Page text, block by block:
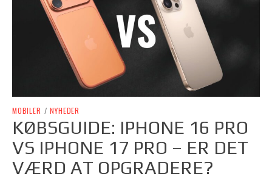
MOBILER / NYHEDER
KØBSGUIDE: IPHONE 16 PRO
VS IPHONE 17 PRO – ER DET
VÆRD AT OPGRADERE?